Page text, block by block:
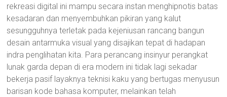
rekreasi digital ini mampu secara instan menghipnotis batas
kesadaran dan menyembuhkan pikiran yang kalut
sesungguhnya terletak pada kejeniusan rancang bangun
desain antarmuka visual yang disajikan tepat di hadapan
indra penglihatan kita. Para perancang insinyur perangkat
lunak garda depan di era modern ini tidak lagi sekadar
bekerja pasif layaknya teknisi kaku yang bertugas menyusun
barisan kode bahasa komputer, melainkan telah